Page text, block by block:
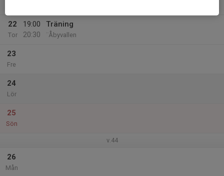
22
Tor
19:00
20:30
Träning
¨Åbyvallen
23
Fre
24
Lör
25
Sön
v.44
26
Mån